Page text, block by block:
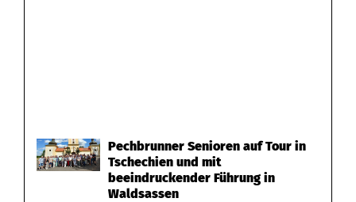
Pechbrunner Senioren auf Tour in
Tschechien und mit
beeindruckender Führung in
Waldsassen